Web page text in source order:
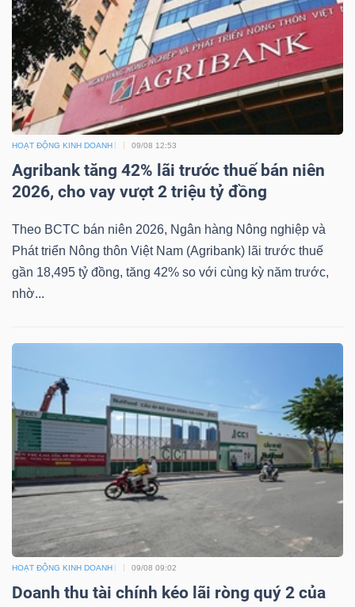
HOẠT ĐỘNG KINH DOANH 09/08 12:53
Agribank tăng 42% lãi trước thuế bán niên
2026, cho vay vượt 2 triệu tỷ đồng
Theo BCTC bán niên 2026, Ngân hàng Nông nghiệp và
Phát triển Nông thôn Việt Nam (Agribank) lãi trước thuế
gần 18,495 tỷ đồng, tăng 42% so với cùng kỳ năm trước,
nhờ...
HOẠT ĐỘNG KINH DOANH 09/08 09:02
Doanh thu tài chính kéo lãi ròng quý 2 của
VS-
SECTOR
NĂNG
LƯỢNG
NGUYÊN
CÔNG
NGHIỆP
TIÊU
DÙNG
KHÔNG
THIẾT